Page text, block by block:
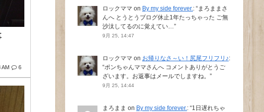
AM 6
ロックママ on By my side forever. : “まろままさ
んへ とうとうブログ休止1年たっちゃった ご無
沙汰してるのに覚えてい… ”
9月 25, 14:47
ロックママ on お帰りなさ～い！尻尾フリフリ♪:
“ポンちゃんママさんへ コメントありがとうご
ざいます。お返事はメールでしますね。 ”
9月 25, 14:44
まろまま on By my side forever.: “1日遅れちゃ